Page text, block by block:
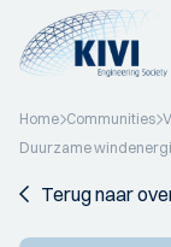
Home Communities
Duurzame
Terug naar